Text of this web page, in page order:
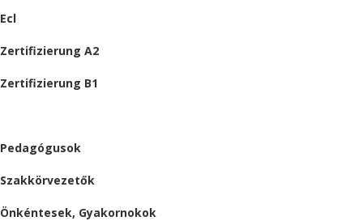
Ecl
Zertifizierung A2
Zertifizierung B1
Pedagógusok
Szakkörvezetők
Önkéntesek, Gyakornokok